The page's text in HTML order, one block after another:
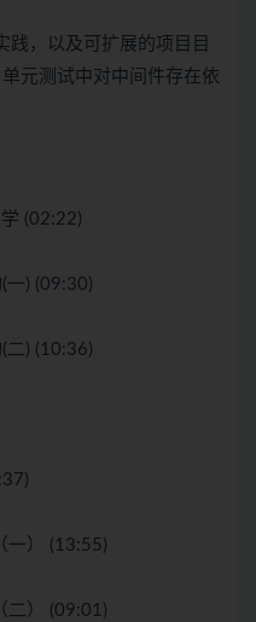
践，以及可扩展的项目目
元测试中对中间件存在依
(02:22)
一) (09:30)
二) (10:36)
一） (13:55)
二） (09:01)